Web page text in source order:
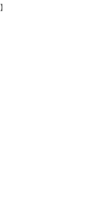
】